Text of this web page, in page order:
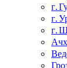
г.
г.
г.